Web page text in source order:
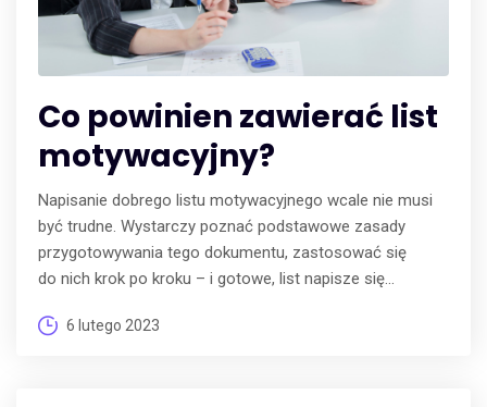
Co powinien zawierać list
motywacyjny?
Napisanie dobrego listu motywacyjnego wcale nie musi
być trudne. Wystarczy poznać podstawowe zasady
przygotowywania tego dokumentu, zastosować się
do nich krok po kroku – i gotowe, list napisze się...
6 lutego 2023